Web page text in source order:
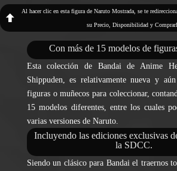
Al hacer clic en esta figura de Naruto Mostrada, se te
su Precio, Disponibilidad y
Con más de 15 modelos de
Esta colección de Bandai de Anime
Shippuden, es relativamente nueva y
figuras o muñecos para coleccionar,
15 modelos diferentes, entre los cuales
varias versiones de Naruto.
Incluyendo las ediciones exclusivas
la SDCC.
Siendo un clásico para Bandai el traernos